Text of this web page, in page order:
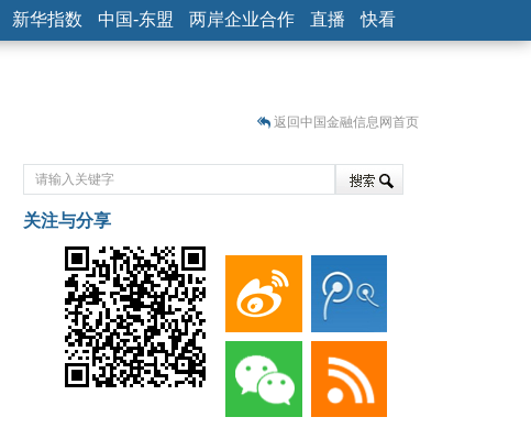
新华指数 中国-东盟 两岸企业合作 直播 快看
）
返回中国金融信息网首页
关注与分享